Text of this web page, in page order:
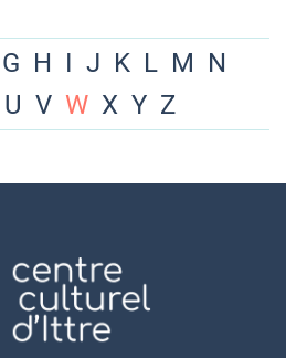
G H I J K L M N
U V W X Y Z